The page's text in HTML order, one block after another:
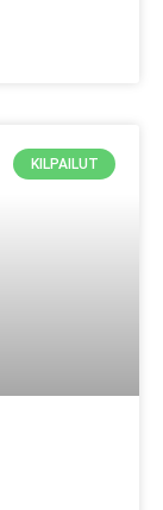
KILPAILUT